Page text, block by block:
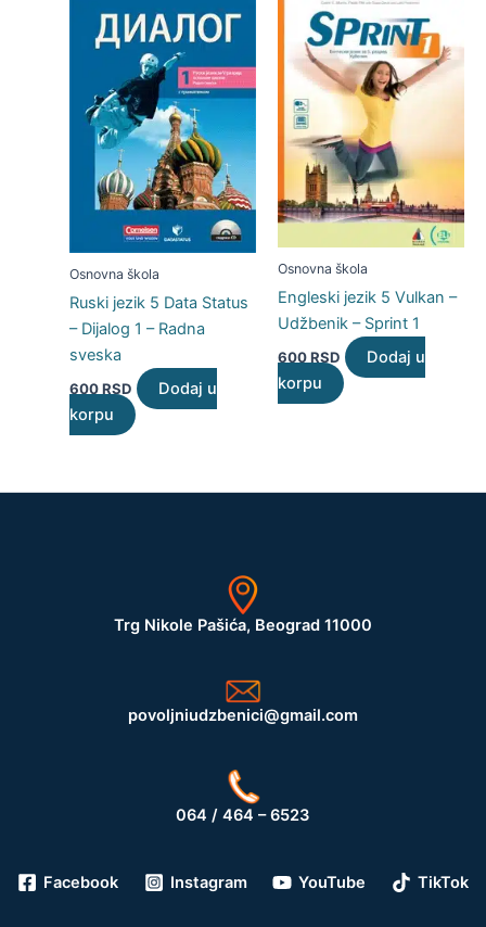
Osnovna škola
Ruski jezik 5 Data Status
– Dijalog 1 – Radna
sveska
600RSD
Dodaj u
korpu
Osnovna škola
Engleski jezik 5 Vulkan –
Udžbenik – Sprint 1
600RSD
Dodaj u
korpu
Trg Nikole Pašića, Beograd 11000
povoljniudzbenici@gmail.com
064 / 464 – 6523
Facebook Instagram YouTube TikTok